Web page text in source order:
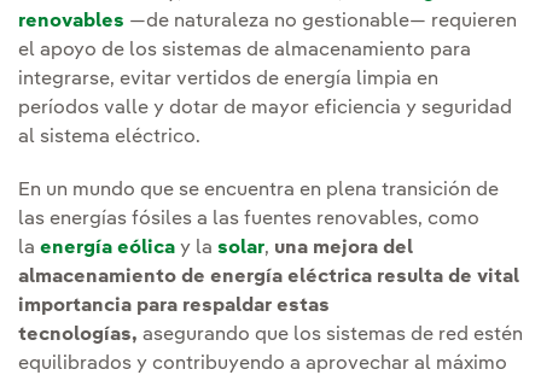
renovables —de naturaleza no gestionable— requieren
el apoyo de los sistemas de almacenamiento para
integrarse, evitar vertidos de energía limpia en
períodos valle y dotar de mayor eficiencia y seguridad
al sistema eléctrico.
En un mundo que se encuentra en plena transición de
las energías fósiles a las fuentes renovables, como
la energía eólica y la solar, una mejora del
almacenamiento de energía eléctrica resulta de vital
importancia para respaldar estas
tecnologías, asegurando que los sistemas de red estén
equilibrados y contribuyendo a aprovechar al máximo